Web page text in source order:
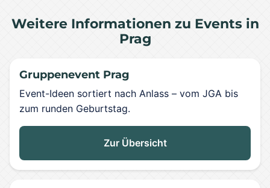
Weitere Informationen zu Events in
Prag
Gruppenevent Prag
Event-Ideen sortiert nach Anlass – vom JGA bis
zum runden Geburtstag.
Zur Übersicht